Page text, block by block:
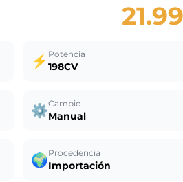
⚡ Potencia
198CV
⚙️Cambio
Manual
🌍Procedencia
Importación